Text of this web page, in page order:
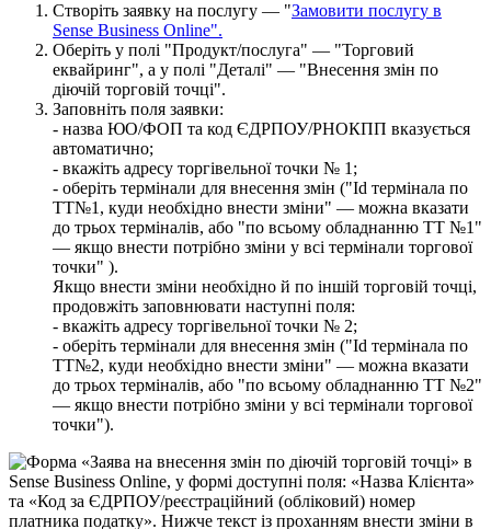
Створіть заявку на послугу — "Замовити послугу в
Sense Business Online".
Оберіть у полі "Продукт/послуга" — "Торговий
еквайринг", а у полі "Деталі" — "Внесення змін по
діючій торговій точці".
Заповніть поля заявки:
- назва ЮО/ФОП та код ЄДРПОУ/РНОКПП вказується
автоматично;
- вкажіть адресу торгівельної точки № 1;
- оберіть термінали для внесення змін ("Id термінала по
ТТ№1, куди необхідно внести зміни" — можна вказати
до трьох терміналів, або "по всьому обладнанню ТТ №1"
— якщо внести потрібно зміни у всі термінали торгової
точки" ).
Якщо внести зміни необхідно й по іншій торговій точці,
продовжіть заповнювати наступні поля:
- вкажіть адресу торгівельної точки № 2;
- оберіть термінали для внесення змін ("Id термінала по
ТТ№2, куди необхідно внести зміни" — можна вказати
до трьох терміналів, або "по всьому обладнанню ТТ №2"
— якщо внести потрібно зміни у всі термінали торгової
точки").